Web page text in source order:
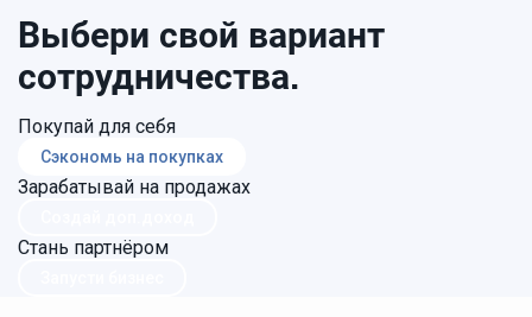
Выбери свой вариант
сотрудничества.
Покупай для себя
Сэкономь на покупках
Зарабатывай на продажах
Стань партнёром